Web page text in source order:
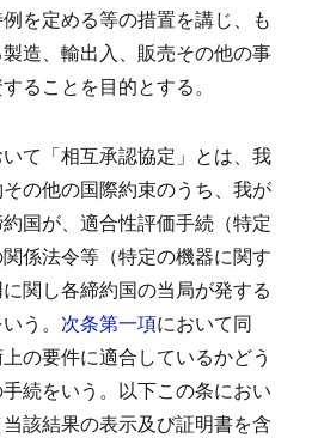
を定める等の措置を講じ、も
造、輸出入、販売その他の事
ることを目的とする。
て「相互承認協定」とは、我
の他の国際約束のうち、我が
国が、適合性評価手続（特定
係法令等（特定の機器に関す
関し各締約国の当局が発する
う。 次条第一項において同
の要件に適合しているかどう
続をいう。以下この条におい
該結果の表示及び証明書を含